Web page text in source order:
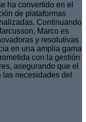
ha convertido en el
de plataformas
Continuando
Marco es
y resolutivas
en una amplia gama
con la gestión
asegurando que el
necesidades del